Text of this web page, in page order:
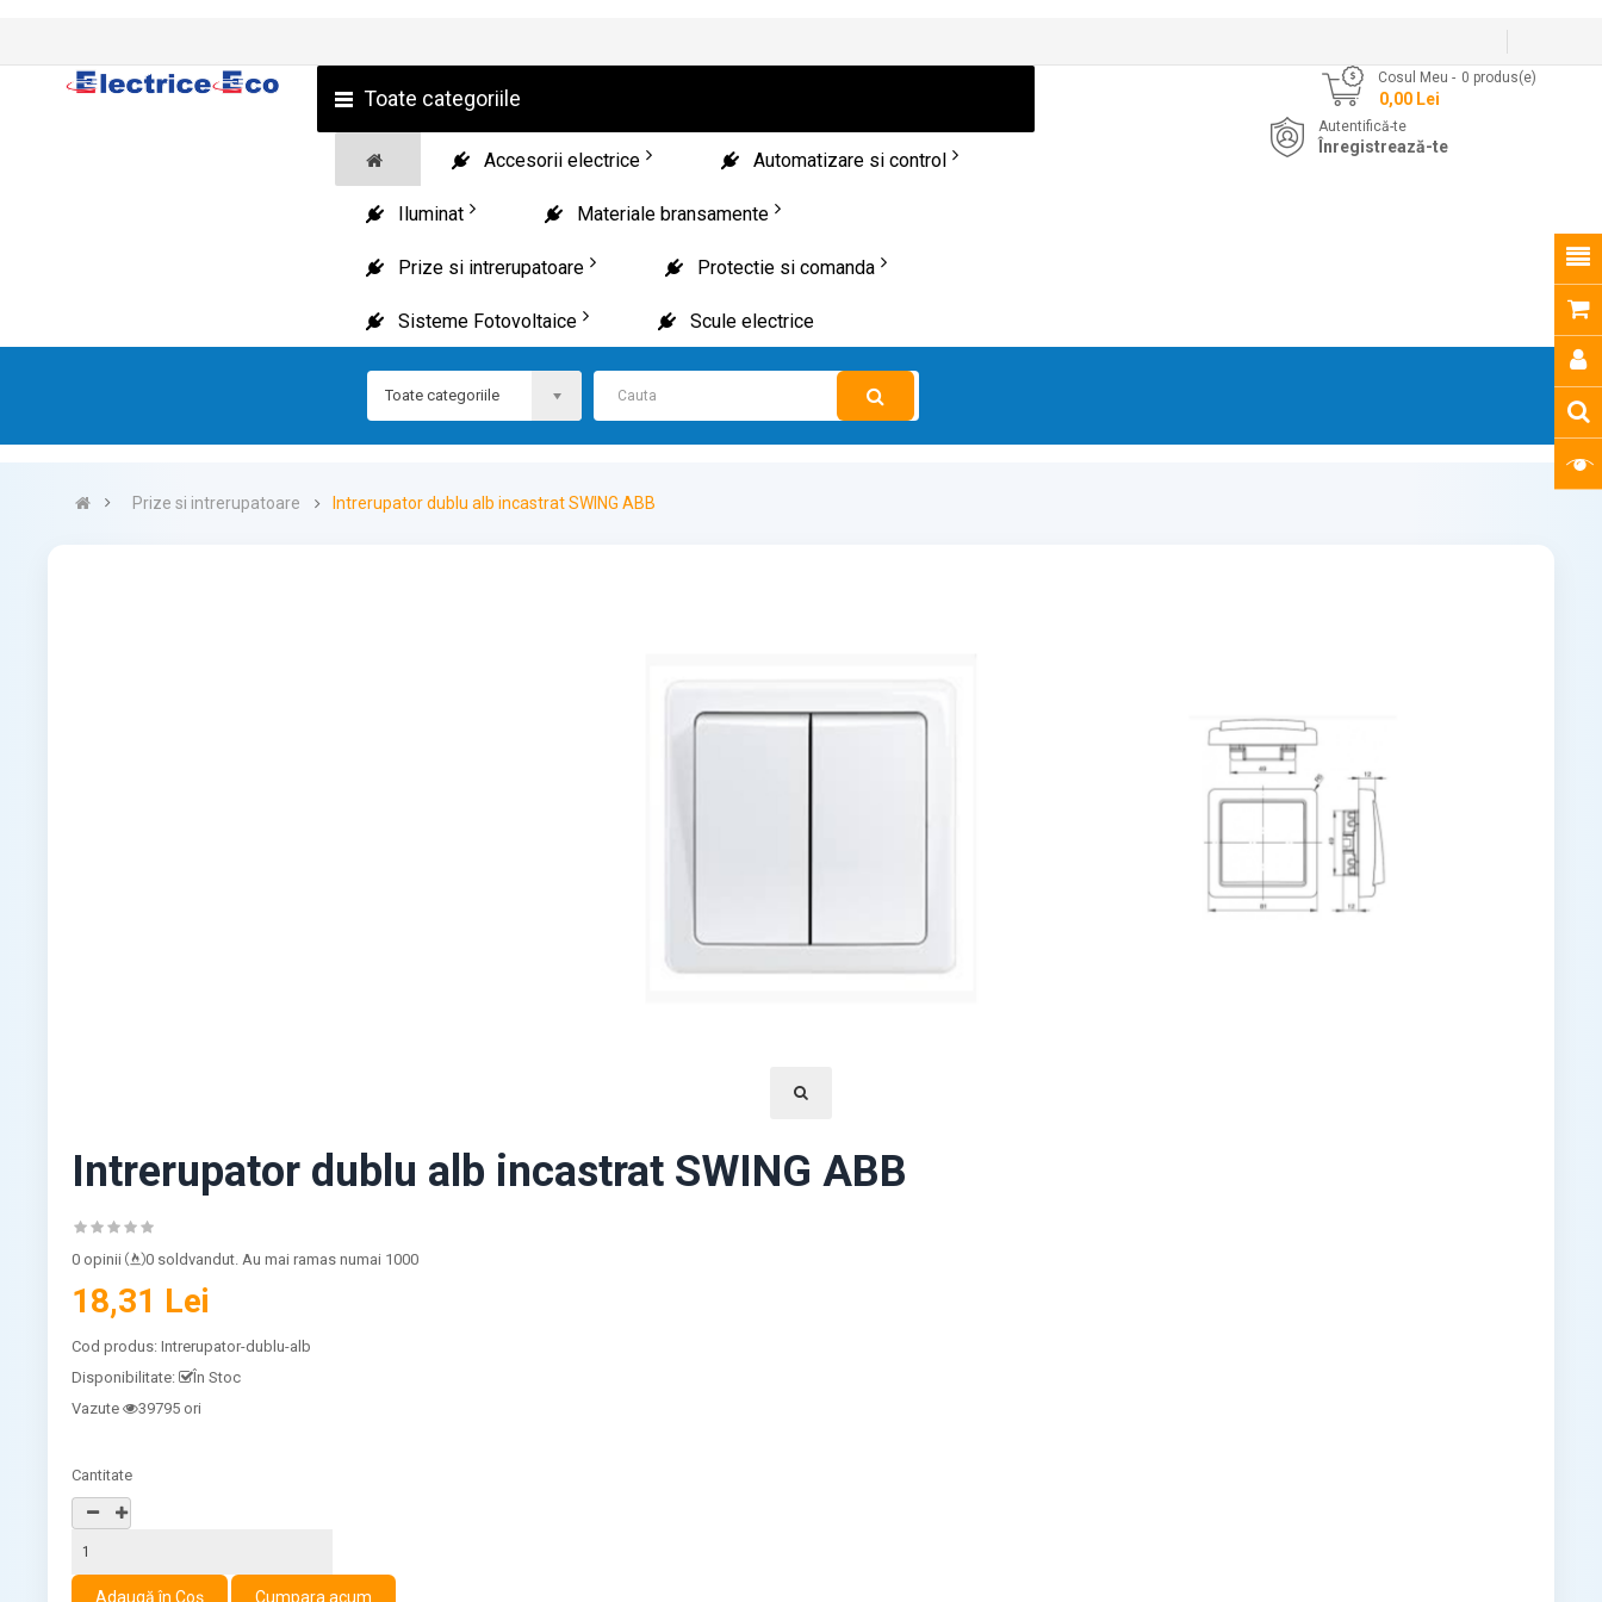
Toate categoriile
Accesorii electrice Automatizare si control
Iluminat Materiale bransamente
Prize si intrerupatoare Protectie si comanda
Sisteme Fotovoltaice Scule electrice
Cosul Meu 0 produs(e)
- 0,00 Lei
Autentifică-te
Înregistrează-te
Toate categoriile
Prize si intrerupatoare Intrerupator dublu alb incastrat SWING ABB
Intrerupator dublu alb incastrat SWING ABB
0 opinii 0 soldvandut. Au mai ramas numai 1000
18,31 Lei
Cod produs:Intrerupator-dublu-alb
Disponibilitate:
În Stoc
Vazute
39795 ori
Cantitate